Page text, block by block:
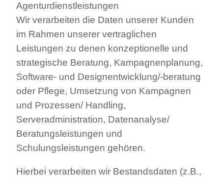
Agenturdienstleistungen
Wir verarbeiten die Daten unserer Kunden
im Rahmen unserer vertraglichen
Leistungen zu denen konzeptionelle und
strategische Beratung, Kampagnenplanung,
Software- und Designentwicklung/-beratung
oder Pflege, Umsetzung von Kampagnen
und Prozessen/ Handling,
Serveradministration, Datenanalyse/
Beratungsleistungen und
Schulungsleistungen gehören.
Hierbei verarbeiten wir Bestandsdaten (z.B.,